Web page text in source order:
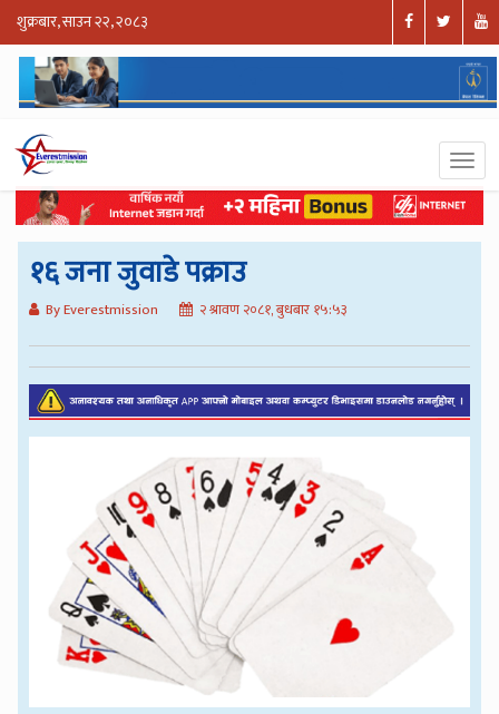
शुक्रबार, साउन २२, २०८३
१६ जना जुवाडे पक्राउ
By Everestmission २ श्रावण २०८१, बुधबार १५:५३